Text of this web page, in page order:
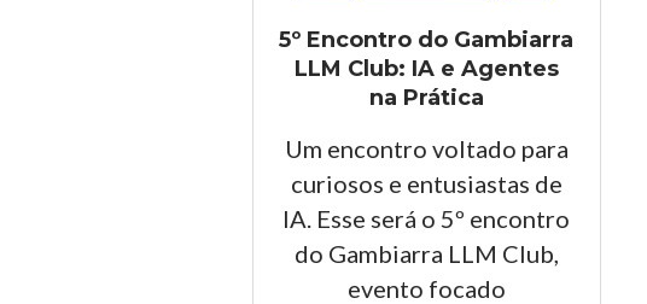
5º Encontro do Gambiarra
LLM Club: IA e Agentes
na Prática
Um encontro voltado para
curiosos e entusiastas de
IA. Esse será o 5º encontro
do Gambiarra LLM Club,
evento focado